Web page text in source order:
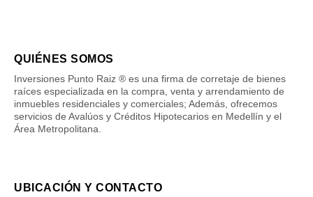
QUIÉNES SOMOS
Inversiones Punto Raiz ® es una firma de corretaje de bienes
raíces especializada en la compra, venta y arrendamiento de
inmuebles residenciales y comerciales; Además, ofrecemos
servicios de Avalúos y Créditos Hipotecarios en Medellín y el
Área Metropolitana.
UBICACIÓN Y CONTACTO